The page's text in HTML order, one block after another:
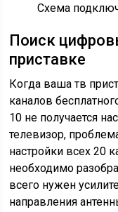
Схема
Поиск
приставке
Когда ваша тв
каналов
10 не получается
телевизор,
настройки всех 20
необходимо
всего нужен
направления